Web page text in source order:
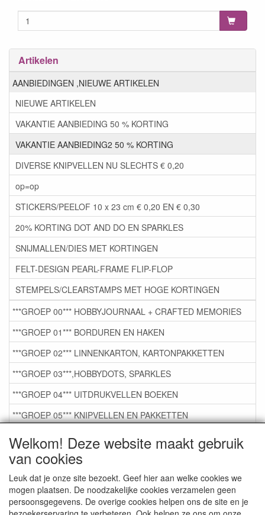
Welkom! Deze website maakt gebruik
van cookies
Leuk dat je onze site bezoekt. Geef hier aan welke cookies we
mogen plaatsen. De noodzakelijke cookies verzamelen geen
persoonsgegevens. De overige cookies helpen ons de site en je
Artikelen
AANBIEDINGEN ,NIEUWE ARTIKELEN
NIEUWE ARTIKELEN
VAKANTIE AANBIEDING 50 % KORTING
VAKANTIE AANBIEDING2 50 % KORTING
DIVERSE KNIPVELLEN NU SLECHTS € 0,20
op=op
STICKERS/PEELOF 10 x 23 cm € 0,20 EN € 0,30
20% KORTING DOT AND DO EN SPARKLES
SNIJMALLEN/DIES MET KORTINGEN
FELT-DESIGN PEARL-FRAME FLIP-FLOP
STEMPELS/CLEARSTAMPS MET HOGE KORTINGEN
***GROEP 00*** HOBBYJOURNAAL + CRAFTED MEMORIES
***GROEP 01*** BORDUREN EN HAKEN
***GROEP 02*** LINNENKARTON, KARTONPAKKETTEN
***GROEP 03***,HOBBYDOTS, SPARKLES
***GROEP 04*** UITDRUKVELLEN BOEKEN
***GROEP 05*** KNIPVELLEN EN PAKKETTEN
***GROEP 06*** TAPE/LIJM SNIJMALLEN STEMPELS
***GROEP 07*** KAARTEN +SCRAP TOEBEHOREN
***GROEP 08*** TEKENEN EN KLEUREN, GELPEN,MARKER
***GROEP 09*** KRALEN EN TOEBEHOREN